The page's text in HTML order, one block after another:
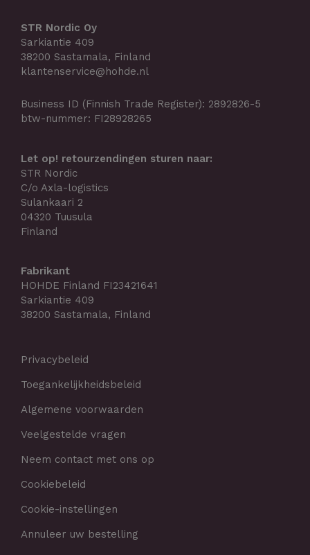
STR Nordic Oy
Sarkiantie 409
38200 Sastamala, Finland
klantenservice@hohde.nl
Business ID (Finnish Trade Register): 2892826-5
btw-nummer: FI28928265
Let op! retourzendingen sturen naar:
STR Nordic
C/o Axla-logistics
Sulankaari 2
04320 Tuusula
Finland
Fabrikant
HOHDE Finland FI23421641
Sarkiantie 409
38200 Sastamala, Finland
Privacybeleid
Toegankelijkheidsbeleid
Algemene voorwaarden
Veelgestelde vragen
Neem contact met ons op
Cookiebeleid
Cookie-instellingen
Annuleer uw bestelling